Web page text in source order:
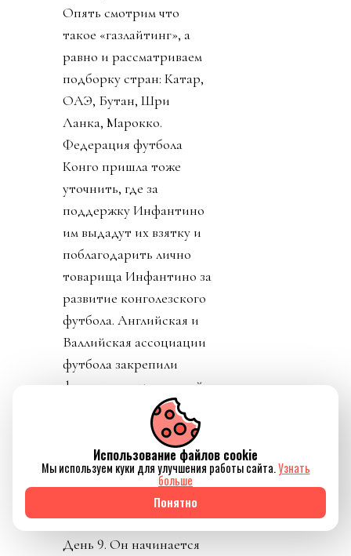
Опять смотрим что
такое «газлайтинг», а
равно и рассматриваем
подборку стран: Катар,
ОАЭ, Бутан, Шри
Ланка, Марокко.
Федерация футбола
Конго пришла тоже
уточнить, где за
поддержку Инфантино
им выдадут их взятку и
поблагодарить лично
товарища Инфантино за
развитие конголезского
футбола. Английская и
Валлийская ассоциации
футбола закрепили
формально отзыв своей
поддержки Джанни.
Источник изображения Reuters
День 9. Он начинается
Использование файлов cookie
Мы используем куки для улучшения работы сайта.Узнать
больше
Понятно